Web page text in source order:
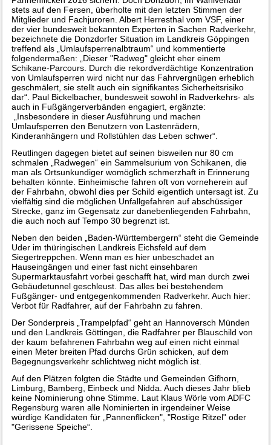
stets auf den Fersen, überholte mit den letzten Stimmen der
Mitglieder und Fachjuroren. Albert Herresthal vom VSF, einer
der vier bundesweit bekannten Experten in Sachen Radverkehr,
bezeichnete die Donzdorfer Situation im Landkreis Göppingen
treffend als „Umlaufsperrenalbtraum“ und kommentierte
folgendermaßen: „Dieser "Radweg" gleicht eher einem
Schikane-Parcours. Durch die rekordverdächtige Konzentration
von Umlaufsperren wird nicht nur das Fahrvergnügen erheblich
geschmälert, sie stellt auch ein signifikantes Sicherheitsrisiko
dar“. Paul Bickelbacher, bundesweit sowohl in Radverkehrs- als
auch in Fußgängerverbänden engagiert, ergänzte:
„Insbesondere in dieser Ausführung und machen
Umlaufsperren den Benutzern von Lastenrädern,
Kinderanhängern und Rollstühlen das Leben schwer“.
Reutlingen dagegen bietet auf seinen bisweilen nur 80 cm
schmalen „Radwegen“ ein Sammelsurium von Schikanen, die
man als Ortsunkundiger womöglich schmerzhaft in Erinnerung
behalten könnte. Einheimische fahren oft von vorneherein auf
der Fahrbahn, obwohl dies per Schild eigentlich untersagt ist. Zu
vielfältig sind die möglichen Unfallgefahren auf abschüssiger
Strecke, ganz im Gegensatz zur danebenliegenden Fahrbahn,
die auch noch auf Tempo 30 begrenzt ist.
Neben den beiden „Baden-Württembergern“ steht die Gemeinde
Uder im thüringischen Landkreis Eichsfeld auf dem
Siegertreppchen. Wenn man es hier unbeschadet an
Hauseingängen und einer fast nicht einsehbaren
Supermarktausfahrt vorbei geschafft hat, wird man durch zwei
Gebäudetunnel geschleust. Das alles bei bestehendem
Fußgänger- und entgegenkommenden Radverkehr. Auch hier:
Verbot für Radfahrer, auf der Fahrbahn zu fahren.
Der Sonderpreis „Trampelpfad“ geht an Hannoversch Münden
und den Landkreis Göttingen, die Radfahrer per Blauschild von
der kaum befahrenen Fahrbahn weg auf einen nicht einmal
einen Meter breiten Pfad durchs Grün schicken, auf dem
Begegnungsverkehr schlichtweg nicht möglich ist.
Auf den Plätzen folgten die Städte und Gemeinden Gifhorn,
Limburg, Bamberg, Einbeck und Nidda. Auch dieses Jahr blieb
keine Nominierung ohne Stimme. Laut Klaus Wörle vom ADFC
Regensburg waren alle Nominierten in irgendeiner Weise
würdige Kandidaten für „Pannenflicken", "Rostige Ritzel" oder
"Gerissene Speiche“.